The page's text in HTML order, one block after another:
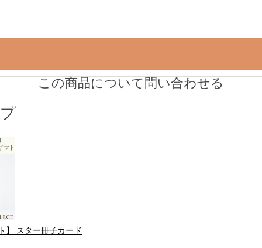
この商品について問い合わせる
】 スター冊子カード